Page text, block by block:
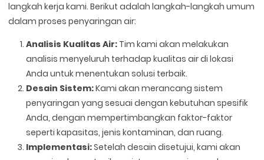
langkah kerja kami. Berikut adalah langkah-langkah umum
dalam proses penyaringan air:
Analisis Kualitas Air: Tim kami akan melakukan
analisis menyeluruh terhadap kualitas air di lokasi
Anda untuk menentukan solusi terbaik.
Desain Sistem:Kami akan merancang sistem
penyaringan yang sesuai dengan kebutuhan spesifik
Anda, dengan mempertimbangkan faktor-faktor
seperti kapasitas, jenis kontaminan, dan ruang.
Implementasi:Setelah desain disetujui, kami akan